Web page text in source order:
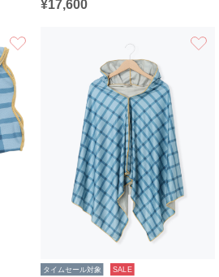
¥17,600
タイムセール対象 SALE